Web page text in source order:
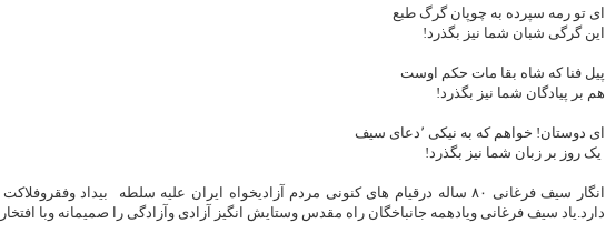
ای تو رمه سپرده به چوپان گرگ طبع
این گرگی شبان شما نیز بگذرد!
پیل فنا که شاه بقا مات حکم اوست
هم بر پیادگان شما نیز بگذرد!
ای دوستان! خواهم که به نیکی ٬دعای سیف
یک روز بر زبان شما نیز بگذرد!
انگار سیف فرغانی ۸۰ ساله درقیام های کنونی مردم آزادیخواه ایران علیه سلطه بیداد
دارد.یاد سیف فرغانی ویادهمه جانباخگان راه مقدس وستایش انگیز آزادی وآزادگی را صمیمانه وبا